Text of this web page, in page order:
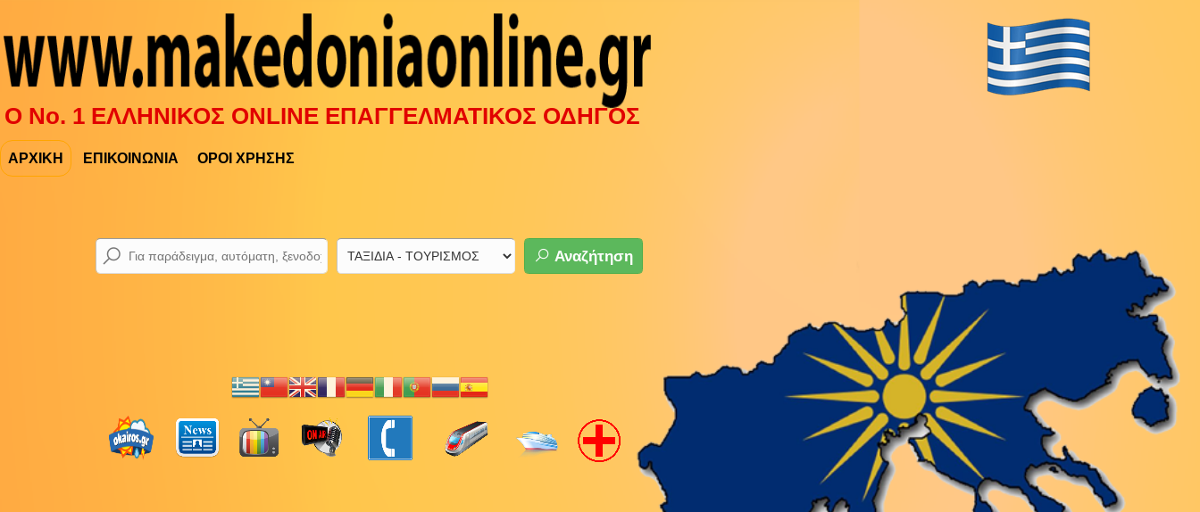
ΑΡΧΙΚΗ ΕΠΙΚΟΙΝΩΝΙΑ ΟΡΟΙ ΧΡΗΣΗΣ
Ο Νο. 1 ΕΛΛΗΝΙΚΟΣ ONLINE ΕΠΑΓΓΕΛΜΑΤΙΚΟΣ ΟΔΗΓΟΣ
Αναζήτηση